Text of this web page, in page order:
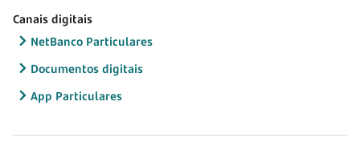
Canais digitais
NetBanco Particulares
Documentos digitais
App Particulares